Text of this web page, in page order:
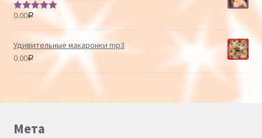
Оценка
0.00Р
Удивительные макаронки mp3
0.00Р
Мета